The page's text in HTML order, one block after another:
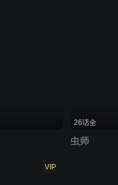
26话全
虫师
VIP